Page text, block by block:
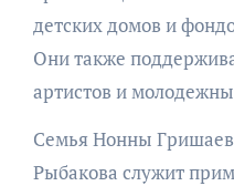
детских домов и
Они также
артистов и
Семья Нонны
Рыбакова служит